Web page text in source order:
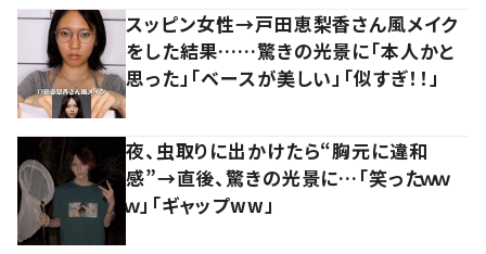
スッピン女性→戸田恵梨香さん風メイク
をした結果……驚きの光景に「本人かと
思った」「ベースが美しい」「似すぎ！！」
夜、虫取りに出かけたら“胸元に違和
感”→直後、驚きの光景に…「笑ったｗｗ
ｗ」「ギャップww」